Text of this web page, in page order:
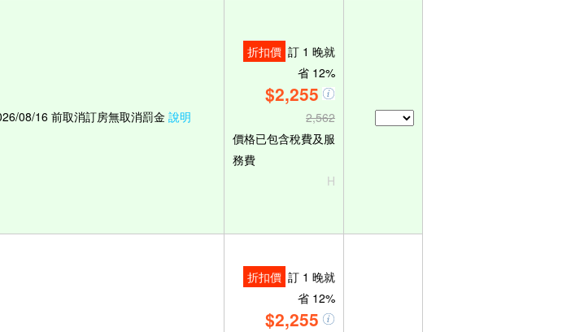
08/16 前取消訂房無取消罰金 說明
折扣價 訂 1 晚就
省 12%
$2,255
2,562
價格已包含稅費及服
務費
H
折扣價 訂 1 晚就
省 12%
$2,255